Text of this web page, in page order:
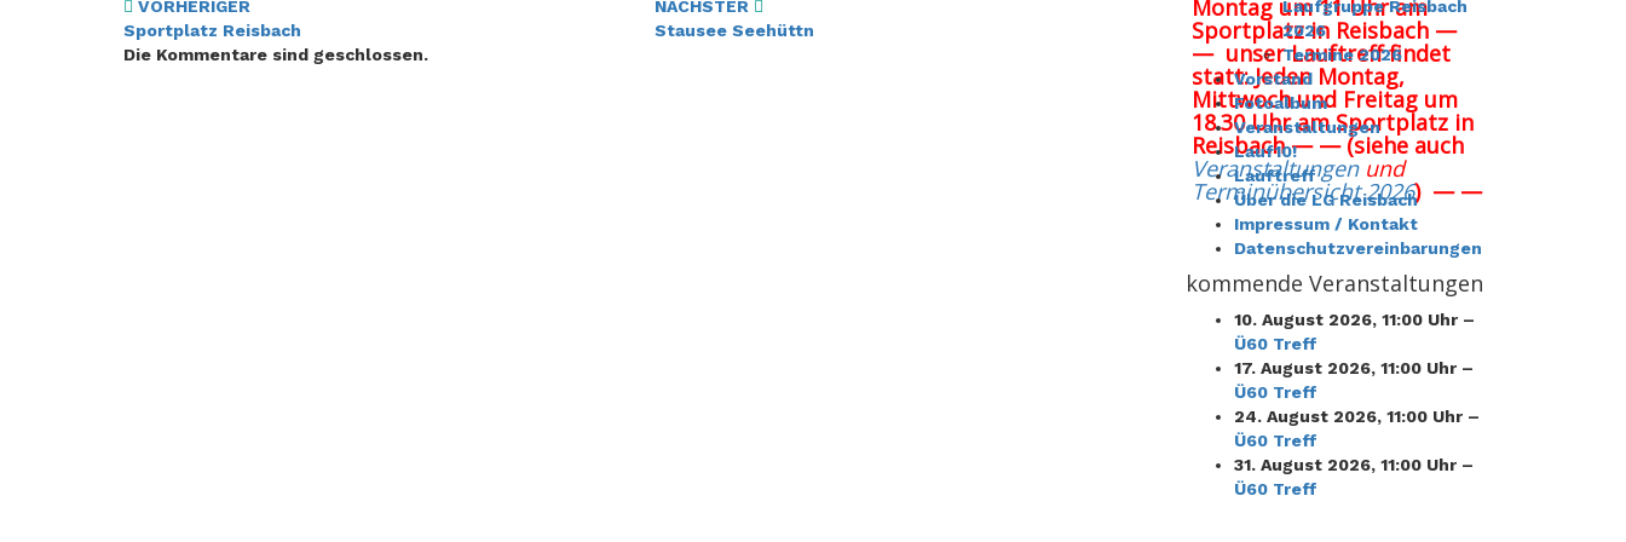
Beitragsnavigation
VORHERIGER
Sportplatz Reisbach
NÄCHSTER
Stausee Seehüttn
Die Kommentare sind geschlossen.
Montag um 11 Uhr am
Sportplatz in Reisbach —
— unser Lauftreff findet
statt: Jeden Montag,
Mittwoch und Freitag um
18.30 Uhr am Sportplatz in
Reisbach— — (siehe auch
Veranstaltungenund
Terminübersicht 2026) — —
Laufgruppe Reisbach
2026
Termine 2026
Vorstand
Fotoalbum
Veranstaltungen
Lauf10!
Lauftreff
Über die LG Reisbach
Impressum / Kontakt
Datenschutzvereinbarungen
kommende Veranstaltungen
10. August 2026, 11:00 Uhr –
Ü60 Treff
17. August 2026, 11:00 Uhr –
Ü60 Treff
24. August 2026, 11:00 Uhr –
Ü60 Treff
31. August 2026, 11:00 Uhr –
Ü60 Treff